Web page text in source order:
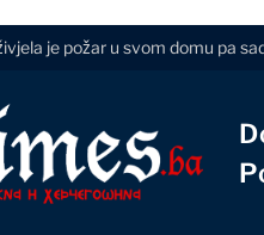
je požar u svom domu pa